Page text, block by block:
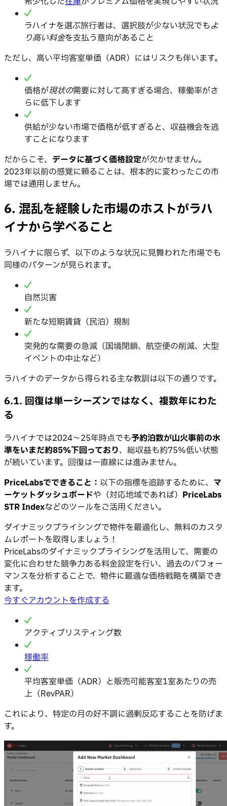
ラハイナを選ぶ旅行者は、選択肢が少ない状況でもよ
り高い料金を支払う意向があること
ただし、高い平均客室単価（ADR）にはリスクも伴います。
価格が現状の需要に対して高すぎる場合、稼働率がさ
らに低下します
供給が少ない市場で価格が低すぎると、収益機会を逃
すことになります
だからこそ、 データに基づく価格設定が欠かせません。
2023年以前の感覚に頼ることは、根本的に変わったこの市
場では通用しません。
6. 混乱を経験した市場のホストがラハ
イナから学べること
ラハイナに限らず、以下のような状況に見舞われた市場でも
同様のパターンが見られます。
自然災害
新たな短期賃貸（民泊）規制
突発的な需要の急減（国境閉鎖、航空便の削減、大型
イベントの中止など）
ラハイナのデータから得られる主な教訓は以下の通りです。
6.1. 回復は単一シーズンではなく、複数年にわた
る
ラハイナでは2024〜25年時点でも予約泊数が山火事前の水
準をいまだ約85%下回っており、総収益も約75%低い状態
が続いています。回復は一直線には進みません。
PriceLabsでできること： 以下の指標を追跡するために、 マ
ーケットダッシュボードや（対応地域であれば） PriceLabs
STR Indexなどのツールをご活用ください。
ダイナミックプライシングで物件を最適化し、無料のカスタ
ムレポートを取得しましょう！
PriceLabsのダイナミックプライシングを活用して、需要の
変化に合わせた競争力ある料金設定を行い、過去のパフォー
マンスを分析することで、物件に最適な価格戦略を構築でき
ます。
今すぐアカウントを作成する
アクティブリスティング数
稼働率
平均客室単価（ADR）と販売可能客室1室あたりの売
上（RevPAR）
これにより、特定の月の好不調に過剰反応することを防げま
す。